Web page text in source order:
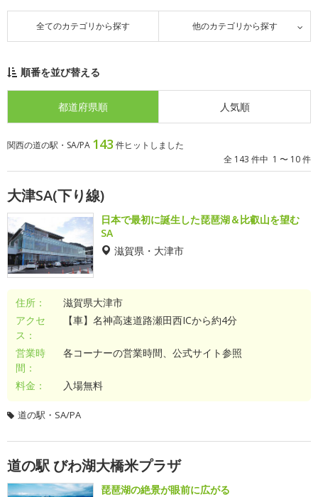
全てのカテゴリから探す 他のカテゴリから探す
順番を並び替える
都道府県順 人気順
関西の道の駅・SA/PA 143 件ヒットしました
全 143 件中 1 〜 10 件
大津SA(下り線)
日本で最初に誕生した琵琶湖＆比叡山を望む
SA
滋賀県・大津市
住所：
滋賀県大津市
アクセ
ス：
【車】名神高速道路瀬田西ICから約4分
営業時
間：
各コーナーの営業時間、公式サイト参照
料金： 入場無料
道の駅・SA/PA
道の駅 びわ湖大橋米プラザ
琵琶湖の絶景が眼前に広がる